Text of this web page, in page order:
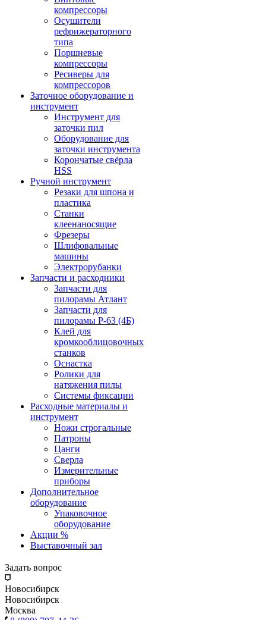
компрессоры
Осушители
рефрижераторного
типа
Поршневые
компрессоры
Ресиверы для
компрессоров
Заточное оборудование и
инструмент
Инструмент для
заточки пил
Оборудование для
заточки инструмента
Корончатые свёрла
HSS
Ручной инструмент
Резаки для шпона и
пластика
Станки
клеенаносящие
Фрезеры
Шлифовальные
машины
Электрорубанки
Запчасти и расходники
Запчасти для
пилорамы Атлант
Запчасти для
пилорамы Р-63 (4Б)
Клей для
кромкооблицовочных
станков
Оснастка
Ролики для
натяжения пилы
Системы фиксации
Расходные материалы и
инструмент
Ножи строгальные
Патроны
Цанги
Сверла
Измерительные
приборы
Дополнительное
оборудование
Упаковочное
оборудование
Акции %
Выставочный зал
Задать вопрос
Новосибирск
Новосибирск
Москва